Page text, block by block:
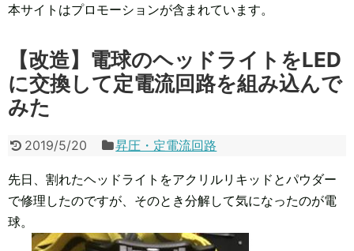
本サイトはプロモーションが含まれています。
【改造】電球のヘッドライトをLED
に交換して定電流回路を組み込んで
みた
2019/5/20 昇圧・定電流回路
先日、割れたヘッドライトをアクリルリキッドとパウダー
で修理したのですが、そのとき分解して気になったのが電
球。